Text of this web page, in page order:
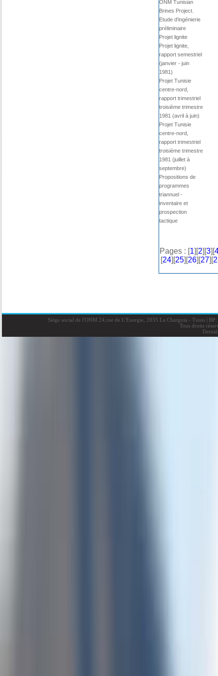
ONM Tunisian
Brines Project.
Etude d'ingénierie
préliminaire
Projet lignite
Projet lignite,
rapport semestriel
(janvier - juin
1981)
Projet Tunisie
centre-nord,
rapport trimestriel
troisième trimestre
1981 (avril à juin)
Projet Tunisie
centre-nord,
rapport trimestriel
troisième trimestre
1981 (juillet à
septembre)
Propositions de
programmes
triannuel -
inventaire et
prospection
tactique
Pages : [1][2][3][
[24][25][26][27][
Siège social de l'ONM 24,rue de L'Energie, 2035 La Charguia - Tunis |BP:
Tous droits